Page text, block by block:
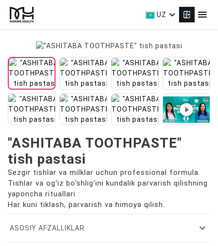
UZ expand_more menu
play_circle_filled
"ASHITABA TOOTHPASTE"
tish pastasi
Sezgir tishlar va milklar uchun professional formula.
Tishlar va og‘iz bo‘shlig‘ini kundalik parvarish qilishning
yaponcha rituallari.
Har kuni tiklash, parvarish va himoya qilish.
ASOSIY AFZALLIKLAR expand_more